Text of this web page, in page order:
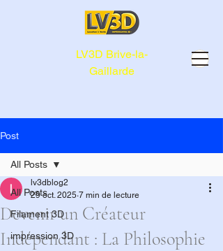
LV3D Brive-la-
Gaillarde
Post
All Posts
Filament 3D
impression 3D
All Posts
Devenir un Créateur
Indépendant : La Philosophie
lv3dblog2
29 oct. 2025 7 min de lecture